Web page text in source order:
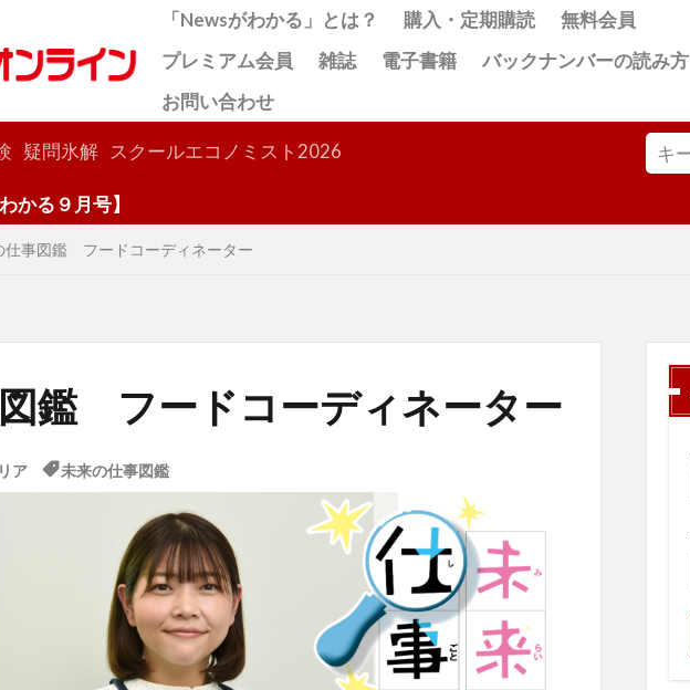
「Newsがわかる」とは？ 購入・定期購読
無料会員
プレミアム会員
雑誌 電子書籍
バックナンバーの読み方
お問い合わせ
疑問氷解 スクールエコノミスト2026
仕事図鑑 フードコーディネーター
鑑 フードコーディネーター
ア 未来の仕事図鑑
検索